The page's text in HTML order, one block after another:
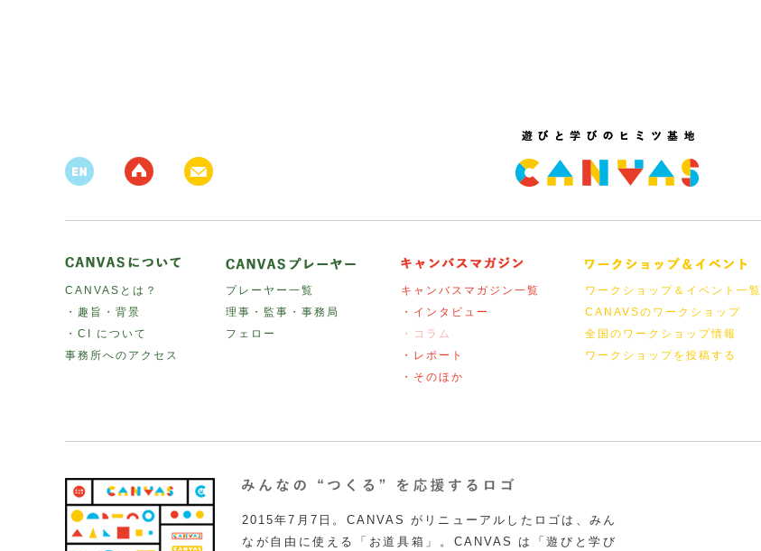
CANVASとは？
・趣旨・背景
・CI について
事務所へのアクセス
プレーヤー一覧
理事・監事・事務局
フェロー
キャンバスマガジン一覧
・インタビュー
・コラム
・レポート
・そのほか
ワークショップ＆イベント一覧
CANAVSのワークショップ
全国のワークショップ情報
ワークショップを投稿する
2015年7月7日。CANVAS がリニューアルしたロゴは、みん
なが自由に使える「お道具箱」。CANVAS は「遊びと学び